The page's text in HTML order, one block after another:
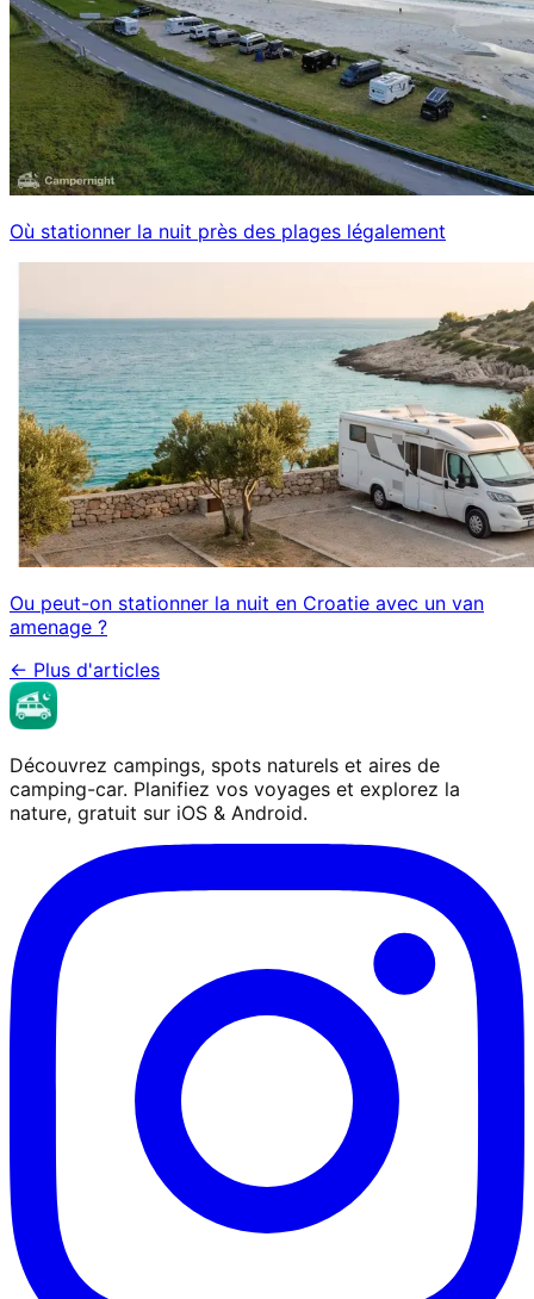
Où stationner la nuit près des plages légalement
Ou peut-on stationner la nuit en Croatie avec un van
amenage ?
← Plus d'articles
Découvrez campings, spots naturels et aires de
camping-car. Planifiez vos voyages et explorez la
nature, gratuit sur iOS & Android.